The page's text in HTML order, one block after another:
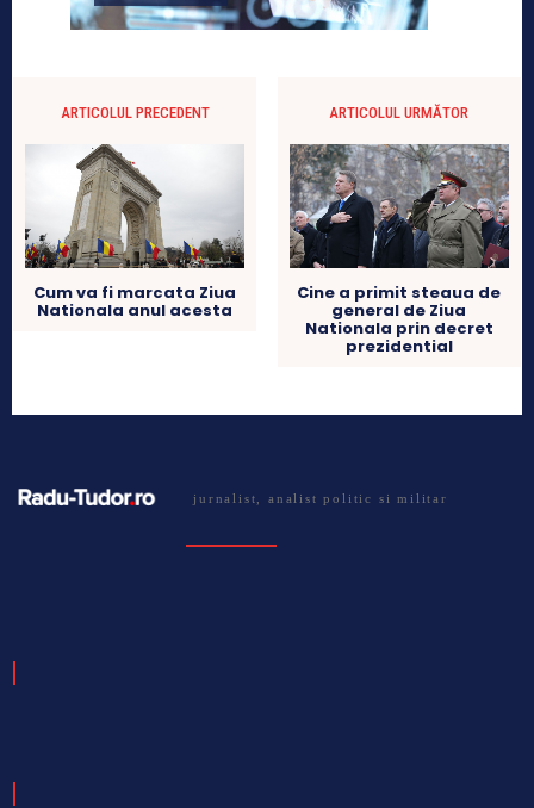
ARTICOLUL PRECEDENT
Cum va fi marcata Ziua
Nationala anul acesta
ARTICOLUL URMĂTOR
Cine a primit steaua de
general de Ziua
Nationala prin decret
prezidential
jurnalist, analist politic si militar